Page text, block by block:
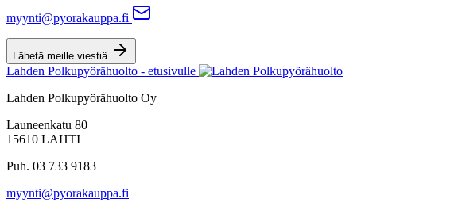
myynti@pyorakauppa.fi
Lähetä meille viestiä
Lahden Polkupyörähuolto - etusivulle
Lahden Polkupyörähuolto Oy
Launeenkatu 80
15610 LAHTI
Puh. 03 733 9183
myynti@pyorakauppa.fi